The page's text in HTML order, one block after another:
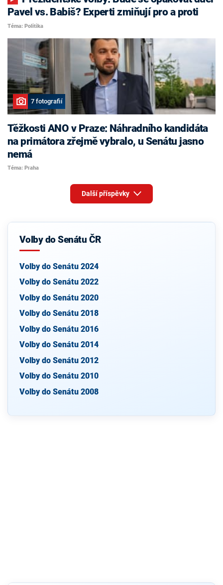
Pavel vs. Babiš? Experti zmiňují pro a proti
Téma: Politika
7 fotografií
Těžkosti ANO v Praze: Náhradního kandidáta
na primátora zřejmě vybralo, u Senátu jasno
nemá
Téma: Praha
Další příspěvky
Volby do Senátu ČR
Volby do Senátu 2024
Volby do Senátu 2022
Volby do Senátu 2020
Volby do Senátu 2018
Volby do Senátu 2016
Volby do Senátu 2014
Volby do Senátu 2012
Volby do Senátu 2010
Volby do Senátu 2008